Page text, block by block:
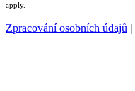
apply.
Zpracování osobních údajů |